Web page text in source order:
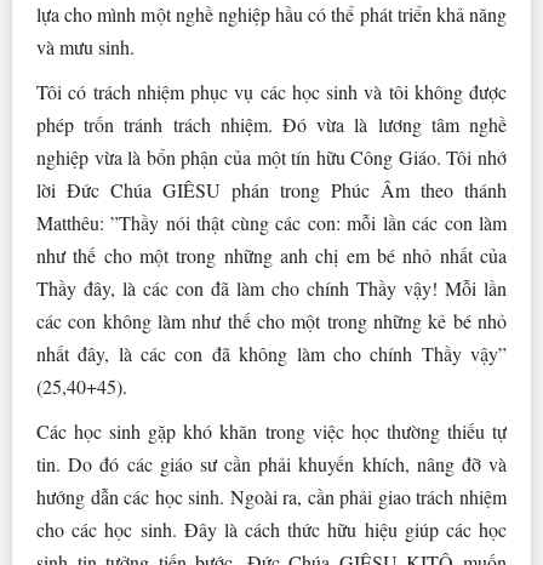
lựa cho mình một nghề nghiệp hầu có thể phát triển khả năng
và mưu sinh.
Tôi có trách nhiệm phục vụ các học sinh và tôi không được
phép trốn tránh trách nhiệm. Đó vừa là lương tâm nghề
nghiệp vừa là bổn phận của một tín hữu Công Giáo. Tôi nhớ
lời Đức Chúa GIÊSU phán trong Phúc Âm theo thánh
Matthêu: ”Thầy nói thật cùng các con: mỗi lần các con làm
như thế cho một trong những anh chị em bé nhỏ nhất của
Thầy đây, là các con đã làm cho chính Thầy vậy! Mỗi lần
các con không làm như thế cho một trong những kẻ bé nhỏ
nhất đây, là các con đã không làm cho chính Thầy vậy”
(25,40+45).
Các học sinh gặp khó khăn trong việc học thường thiếu tự
tin. Do đó các giáo sư cần phải khuyến khích, nâng đỡ và
hướng dẫn các học sinh. Ngoài ra, cần phải giao trách nhiệm
cho các học sinh. Đây là cách thức hữu hiệu giúp các học